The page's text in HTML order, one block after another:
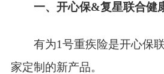
一、开心保&复星联合健
有为1号重疾险是开心保联
家定制的新产品。